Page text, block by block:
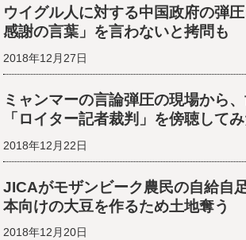
ウイグル人に対する中国政府の弾
感謝の言葉」を言わないと拷問も
2018年12月27日
ミャンマーの言論弾圧の現場から
「ロイター記者裁判」を傍聴して
2018年12月22日
JICAがモザンビーク農民の自給自
本向けの大豆を作るため土地奪う
2018年12月20日